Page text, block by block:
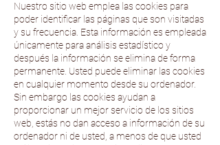
Nuestro sitio web emplea las cookies para
poder identificar las páginas que son visitadas
y su frecuencia. Esta información es empleada
únicamente para análisis estadístico y
después la información se elimina de forma
permanente. Usted puede eliminar las cookies
en cualquier momento desde su ordenador.
Sin embargo las cookies ayudan a
proporcionar un mejor servicio de los sitios
web, estás no dan acceso a información de su
ordenador ni de usted, a menos de que usted